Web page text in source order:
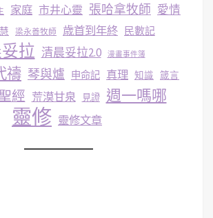
家庭 市井心靈 張哈拿牧師 愛情
梁永善牧師 歳首到年終 民數記
拉 清晨妥拉2.0 漫畫事件簿
禱 琴與爐 申命記 真理 知識 箴言
經 荒漠甘泉 見證 週一嗎哪
靈修 靈修文章